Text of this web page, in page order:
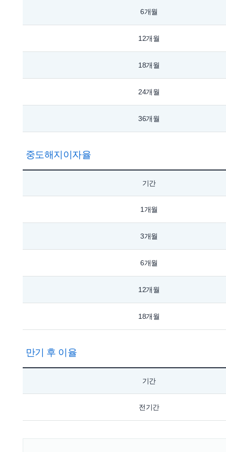
6개월
12개월
18개월
24개월
36개월
중도해지이자율
기간
1개월
3개월
6개월
12개월
18개월
만기 후 이율
기간
전기간